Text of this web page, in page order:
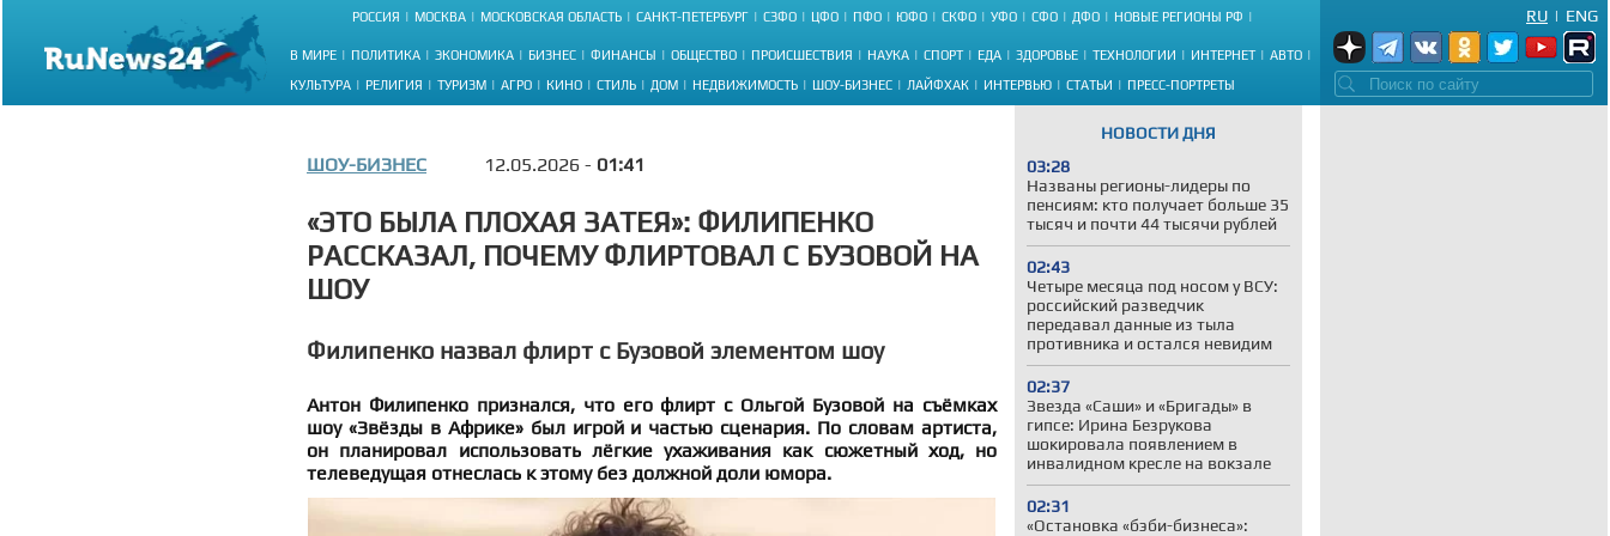
РОССИЯ МОСКВА МОСКОВСКАЯ ОБЛАСТЬ САНКТ-ПЕТЕРБУРГ СЗФО ЦФО ПФО ЮФО СКФО УФО СФО ДФО НОВЫЕ РЕГИОНЫ РФ
В МИРЕ ПОЛИТИКА ЭКОНОМИКА БИЗНЕС ФИНАНСЫ ОБЩЕСТВО ПРОИСШЕСТВИЯ НАУКА СПОРТ ЕДА ЗДОРОВЬЕ ТЕХНОЛОГИИ ИНТЕРНЕТ АВТО
КУЛЬТУРА РЕЛИГИЯ ТУРИЗМ АГРО КИНО СТИЛЬ ДОМ НЕДВИЖИМОСТЬ ШОУ-БИЗНЕС ЛАЙФХАК ИНТЕРВЬЮ СТАТЬИ ПРЕСС-ПОРТРЕТЫ
ENG
|
RU
НОВОСТИ ДНЯ
03:28
Названы регионы-лидеры по
пенсиям: кто получает больше 35
тысяч и почти 44 тысячи рублей
02:43
Четыре месяца под носом у ВСУ:
российский разведчик
передавал данные из тыла
противника и остался невидим
02:37
Звезда «Саши» и «Бригады» в
гипсе: Ирина Безрукова
шокировала появлением в
инвалидном кресле на вокзале
02:31
«Остановка «бэби-бизнеса»:
ШОУ-БИЗНЕС 12.05.2026 - 01:41
«ЭТО БЫЛА ПЛОХАЯ ЗАТЕЯ»: ФИЛИПЕНКО
РАССКАЗАЛ, ПОЧЕМУ ФЛИРТОВАЛ С БУЗОВОЙ НА
ШОУ
Филипенко назвал флирт с Бузовой элементом шоу
Антон Филипенко признался, что его флирт с Ольгой Бузовой на съёмках
шоу «Звёзды в Африке» был игрой и частью сценария. По словам артиста,
он планировал использовать лёгкие ухаживания как сюжетный ход, но
телеведущая отнеслась к этому без должной доли юмора.